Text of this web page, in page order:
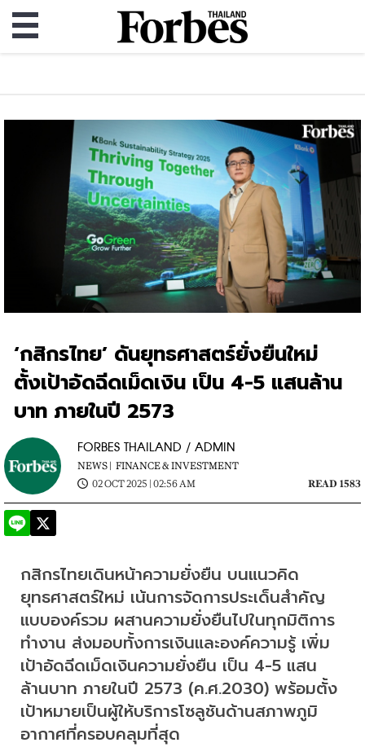
‘กสิกรไทย’ ดันยุทธศาสตร์ยั่งยืนใหม่
ตั้งเป้าอัดฉีดเม็ดเงิน เป็น 4-5 แสนล้าน
บาท ภายในปี 2573
FORBES THAILAND / ADMIN
NEWS | FINANCE & INVESTMENT
02 OCT 2025 | 02:56 AM
READ 1583
กสิกรไทยเดินหน้าความยั่งยืน บนแนวคิด
ยุทธศาสตร์ใหม่ เน้นการจัดการประเด็นสำคัญ
แบบองค์รวม ผสานความยั่งยืนไปในทุกมิติการ
ทำงาน ส่งมอบทั้งการเงินและองค์ความรู้ เพิ่ม
เป้าอัดฉีดเม็ดเงินความยั่งยืน เป็น 4-5 แสน
ล้านบาท ภายในปี 2573 (ค.ศ.2030) พร้อมตั้ง
เป้าหมายเป็นผู้ให้บริการโซลูชันด้านสภาพภูมิ
อากาศที่ครอบคลุมที่สุด